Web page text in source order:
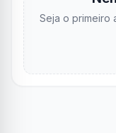
Seja o primeiro